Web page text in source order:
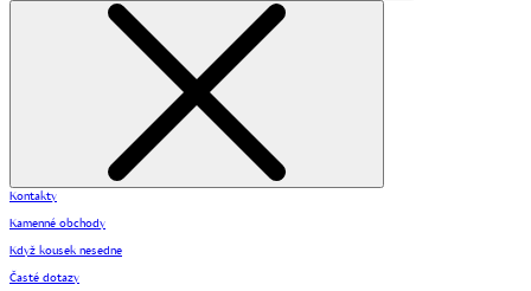
Kontakty
Kamenné obchody
Když kousek nesedne
Časté dotazy